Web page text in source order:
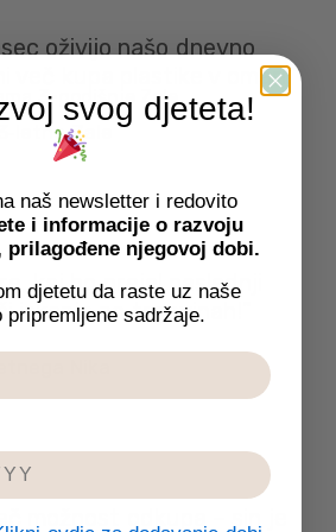
oživijo našo dnevno
več kupa plastike v omari.”
3-godišnje Zale
Zale
kaj bo prejel naslednji
iskanja po trgovinah!”
Nika
možnost odkupa – sin je
svog djeteta!
naš newsletter i redovito
i informacije o razvoju
prilagođene njegovoj dobi.
djetetu da raste uz naše
pripremljene sadržaje.